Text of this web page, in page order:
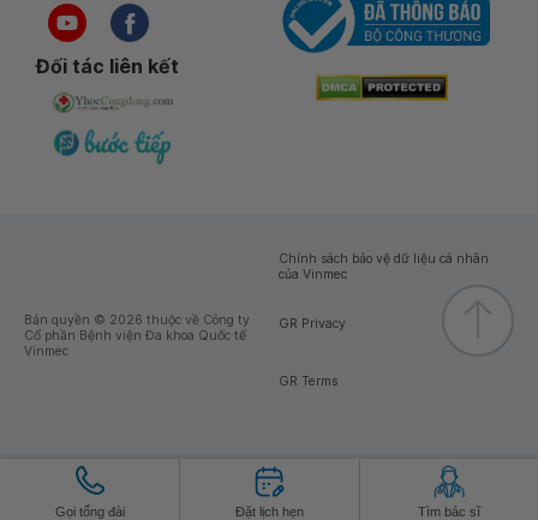
Gọi tổng đài Đặt lịch hẹn Tìm bác sĩ
Đối tác liên kết
Bản quyền © 2026 thuộc về Công ty
Cổ phần Bệnh viện Đa khoa Quốc tế
Vinmec
Chính sách bảo vệ dữ liệu cá nhân
của Vinmec
GR Privacy
GR Terms